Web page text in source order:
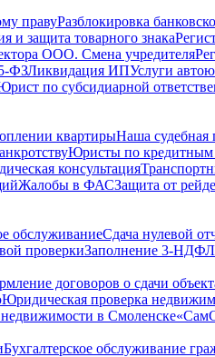
правуРазблокировка
и защита товарного знака
ООО. Смена учредителя
ФЗЛиквидация ИПУслуги
по субсидиарной
квартирыНаша судебная
Юристы по кредитным
консультация
Жалобы в ФАСЗащита от
обслуживаниеСдача нулевой
проверкиЗаполнение 3-НДФЛ
договоров о сдачи
Юридическая проверка
в Cмоленске
Бухгалтерское обслуживание